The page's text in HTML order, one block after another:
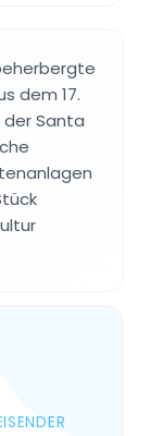
dem 17.
Santa